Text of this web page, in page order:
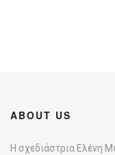
ABOUT US
Η σχεδιάστρια Ελένη